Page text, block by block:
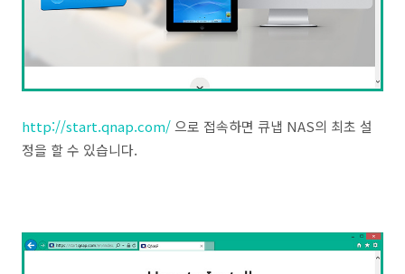
http://start.qnap.com/으로 접속하면 큐냅 NAS의 최초 설
정을 할 수 있습니다.